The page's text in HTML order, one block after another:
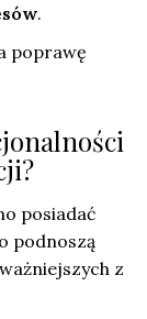
.
poprawę
posiadać
podnoszą
z